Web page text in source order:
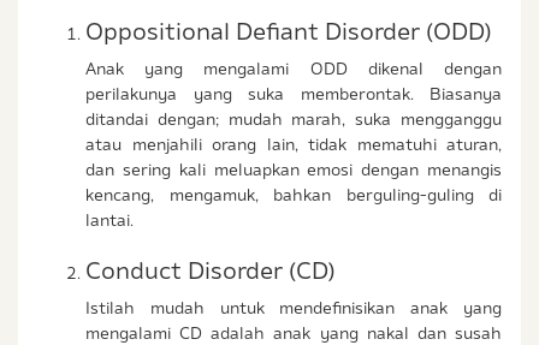
Oppositional Defiant Disorder (ODD)
Anak yang mengalami ODD dikenal dengan
perilakunya yang suka memberontak. Biasanya
ditandai dengan; mudah marah, suka mengganggu
atau menjahili orang lain, tidak mematuhi aturan,
dan sering kali meluapkan emosi dengan menangis
kencang, mengamuk, bahkan berguling-guling di
lantai.
Conduct Disorder (CD)
Istilah mudah untuk mendefinisikan anak yang
mengalami CD adalah anak yang nakal dan susah